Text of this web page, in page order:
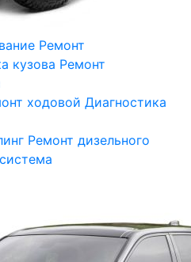
Ремонт
кузова Ремонт
ходовой Диагностика
Ремонт дизельного